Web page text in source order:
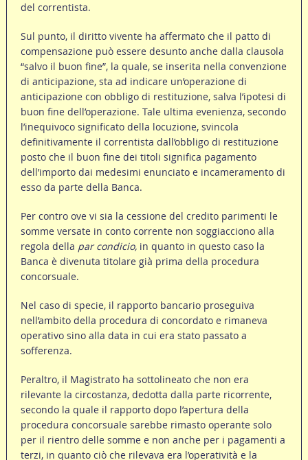
del correntista.
Sul punto, il diritto vivente ha affermato che il patto di
compensazione può essere desunto anche dalla clausola
“salvo il buon fine”, la quale, se inserita nella convenzione
di anticipazione, sta ad indicare un’operazione di
anticipazione con obbligo di restituzione, salva l’ipotesi di
buon fine dell’operazione. Tale ultima evenienza, secondo
l’inequivoco significato della locuzione, svincola
definitivamente il correntista dall’obbligo di restituzione
posto che il buon fine dei titoli significa pagamento
dell’importo dai medesimi enunciato e incameramento di
esso da parte della Banca.
Per contro ove vi sia la cessione del credito parimenti le
somme versate in conto corrente non soggiacciono alla
regola della par condicio, in quanto in questo caso la
Banca è divenuta titolare già prima della procedura
concorsuale.
Nel caso di specie, il rapporto bancario proseguiva
nell’ambito della procedura di concordato e rimaneva
operativo sino alla data in cui era stato passato a
sofferenza.
Peraltro, il Magistrato ha sottolineato che non era
rilevante la circostanza, dedotta dalla parte ricorrente,
secondo la quale il rapporto dopo l’apertura della
procedura concorsuale sarebbe rimasto operante solo
per il rientro delle somme e non anche per i pagamenti a
terzi, in quanto ciò che rilevava era l’operatività e la